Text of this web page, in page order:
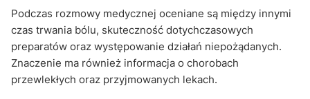
Podczas rozmowy medycznej oceniane są między innymi
czas trwania bólu, skuteczność dotychczasowych
preparatów oraz występowanie działań niepożądanych.
Znaczenie ma również informacja o chorobach
przewlekłych oraz przyjmowanych lekach.